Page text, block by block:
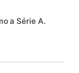
a Série A.